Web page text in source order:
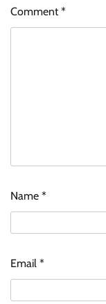
Comment*
Name *
Email *